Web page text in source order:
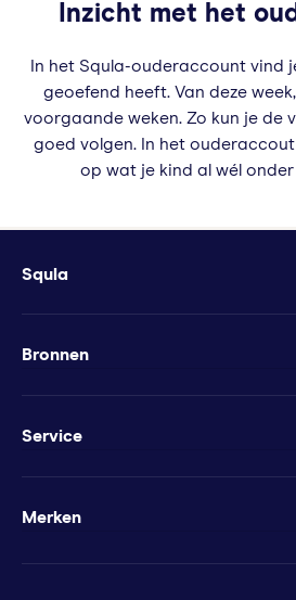
Inzicht met het
In het Squla-ouderaccount vind
geoefend heeft. Van deze
voorgaande weken. Zo kun je de
goed volgen. In het
op wat je kind al wél
Squla
Over
Vacatures
Bronnen
Blog
Werkbladen
Service
Veelgestelde vragen
Wachtwoord vergeten
Merken
Futurewhiz